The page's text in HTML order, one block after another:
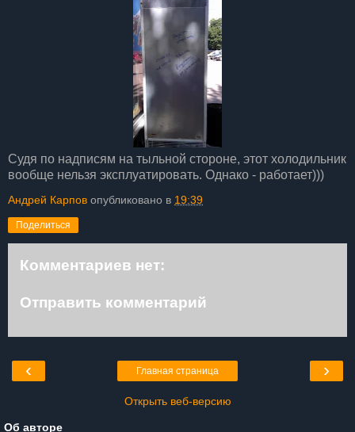
Судя по надписям на тыльной стороне, этот холодильник
вообще нельзя эксплуатировать. Однако - работает)))
Андрей Карпов опубликовано в 19:39
Поделиться
Комментариев нет:
Отправить комментарий
‹ ›
Главная страница
Открыть веб-версию
Об авторе